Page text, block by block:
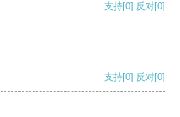
支持[0] 反对[0]
支持[0] 反对[0]